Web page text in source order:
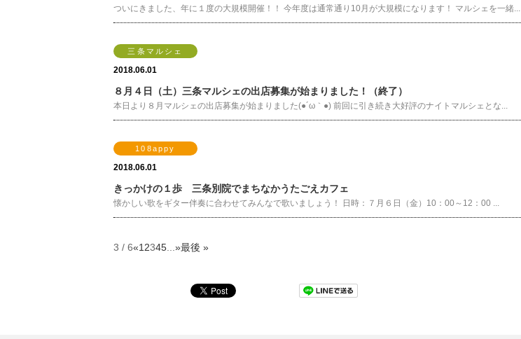
ついにきました、年に１度の大規模開催！！ 今年度は通常通り10月が大規模になります！ マルシェを一緒...
三条マルシェ
2018.06.01
８月４日（土）三条マルシェの出店募集が始まりました！（終了）
本日より８月マルシェの出店募集が始まりました(●´ω｀●) 前回に引き続き大好評のナイトマルシェとな...
108appy
2018.06.01
きっかけの１歩 三条別院でまちなかうたごえカフェ
懐かしい歌をギター伴奏に合わせてみんなで歌いましょう！ 日時：７月６日（金）10：00～12：00 ...
3 / 6«1 2345 »最後 »